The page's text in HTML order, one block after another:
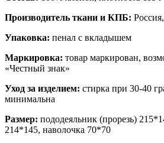
Производитель ткани и КПБ:
Упаковка: пенал с вкладышем
Маркировка: товар маркирован,
«Честный знак»
Уход за изделием: стирка при 30-40
минимальна
Размер: пододеяльник (прорезь)
214*145, наволочка 70*70